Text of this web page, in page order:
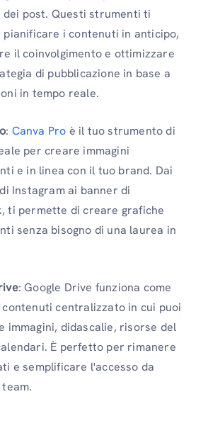
dei post. Questi strumenti ti
pianificare i contenuti in anticipo,
il coinvolgimento e ottimizzare
di pubblicazione in base a
in tempo reale.
: Canva Pro è il tuo strumento di
per creare immagini
e in linea con il tuo brand. Dai
Instagram ai banner di
ti ​​permette di creare grafiche
senza bisogno di una laurea in
: Google Drive funziona come
contenuti centralizzato in cui puoi
immagini, didascalie, risorse del
È perfetto per rimanere
e semplificare l'accesso da